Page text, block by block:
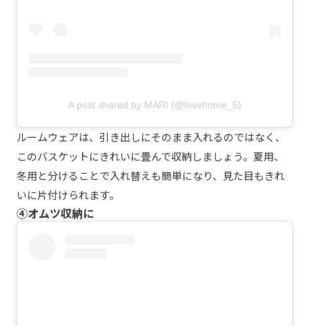
A post shared by MARI (@lovehome_5)
ルームウェアは、引き出しにそのまま入れるのではなく、
このバスケットにきれいに畳んで収納しましょう。夏用、
冬用と分けることで入れ替えも簡単になり、見た目もきれ
いに片付けられます。
④オムツ収納に